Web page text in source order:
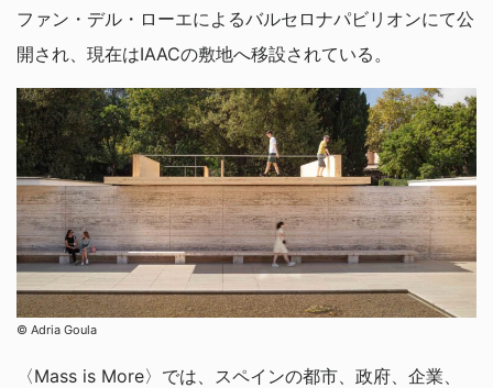
ファン・デル・ローエによるバルセロナパビリオンにて公
開され、現在はIAACの敷地へ移設されている。
© Adria Goula
〈Mass is More〉では、スペインの都市、政府、企業、